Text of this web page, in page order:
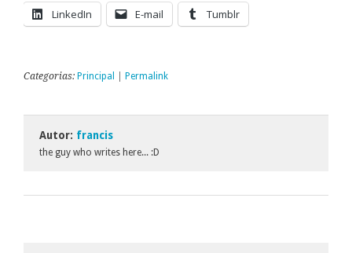
LinkedIn E-mail Tumblr
Categorias: Principal Permalink
Autor: francis
the guy who writes here... :D